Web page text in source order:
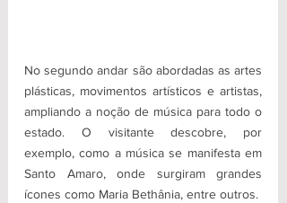
No segundo andar são abordadas as artes
plásticas, movimentos artísticos e artistas,
ampliando a noção de música para todo o
estado. O visitante descobre, por
exemplo, como a música se manifesta em
Santo Amaro, onde surgiram grandes
ícones como Maria Bethânia, entre outros.